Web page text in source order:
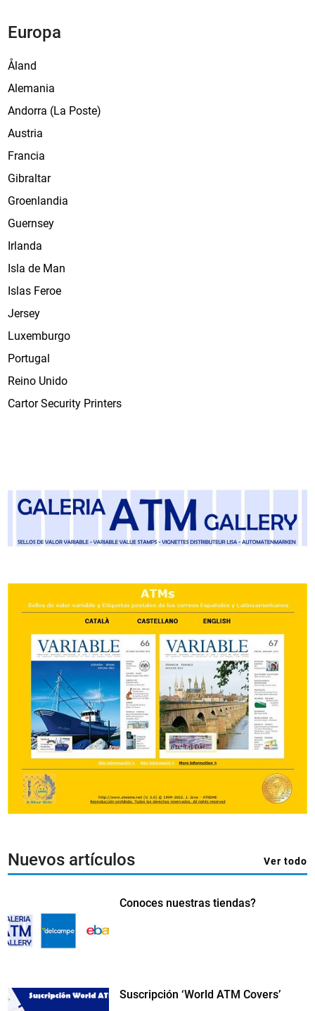
Europa
Åland
Alemania
Andorra (La Poste)
Austria
Francia
Gibraltar
Groenlandia
Guernsey
Irlanda
Isla de Man
Islas Feroe
Jersey
Luxemburgo
Portugal
Reino Unido
Cartor Security Printers
Nuevos artículos Ver todo
Conoces nuestras tiendas?
Suscripción ‘World ATM Covers’